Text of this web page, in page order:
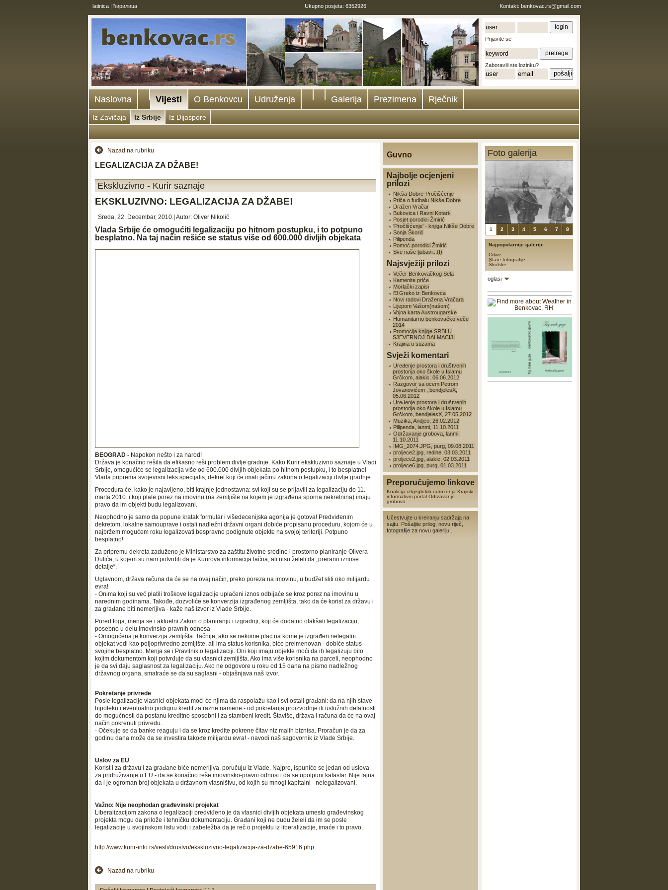
latinica| ћирилица Ukupno posjeta: 6352926 Kontakt: benkovac.rs@gmail.com
Prijavite se
Zaboravili ste lozinku?
Naslovna Vijesti O Benkovcu Udruženja Galerija Prezimena Rječnik
Iz Zavičaja Iz Srbije Iz Dijaspore
Nazad na rubriku
LEGALIZACIJA ZA DŽABE!
Ekskluzivno - Kurir saznaje
EKSKLUZIVNO: LEGALIZACIJA ZA DŽABE!
Sreda, 22. Decembar, 2010. | Autor: Oliver Nikolić
Vlada Srbije će omogućiti legalizaciju po hitnom postupku, i to potpuno
besplatno. Na taj način rešiće se status više od 600.000 divljih objekata
BEOGRAD - Napokon nešto i za narod!
Država je konačno rešila da efikasno reši problem divlje gradnje. Kako Kurir ekskluzivno saznaje u Vladi
Srbije, omogućiće se legalizacija više od 600.000 divljih objekata po hitnom postupku, i to besplatno!
Vlada priprema svojevrsni leks specijalis, dekret koji će imati jačinu zakona o legalizaciji divlje gradnje.
Procedura će, kako je najavljeno, biti krajnje jednostavna: svi koji su se prijavili za legalizaciju do 11.
marta 2010. i koji plate porez na imovinu (na zemljište na kojem je izgrađena sporna nekretnina) imaju
pravo da im objekti budu legalizovani.
Neophodno je samo da popune kratak formular i višedecenijska agonija je gotova! Predviđenim
dekretom, lokalne samouprave i ostali nadležni državni organi dobiće propisanu proceduru, kojom će u
najbržem mogućem roku legalizovati bespravno podignute objekte na svojoj teritoriji. Potpuno
besplatno!
Za pripremu dekreta zaduženo je Ministarstvo za zaštitu životne sredine i prostorno planiranje Olivera
Dulića, u kojem su nam potvrdili da je Kurirova informacija tačna, ali nisu želeli da „prerano iznose
detalje“.
Uglavnom, država računa da će se na ovaj način, preko poreza na imovinu, u budžet sliti oko milijardu
evra!
- Onima koji su već platili troškove legalizacije uplaćeni iznos odbijaće se kroz porez na imovinu u
narednim godinama. Takođe, dozvoliće se konverzija izgrađenog zemljišta, tako da će korist za državu i
za građane biti nemerljiva - kaže naš izvor iz Vlade Srbije.
Pored toga, menja se i aktuelni Zakon o planiranju i izgradnji, koji će dodatno olakšati legalizaciju,
posebno u delu imovinsko-pravnih odnosa
- Omogućena je konverzija zemljišta. Tačnije, ako se nekome plac na kome je izgrađen nelegalni
objekat vodi kao poljoprivredno zemljište, ali ima status korisnika, biće preimenovan - dobiće status
svojine besplatno. Menja se i Pravilnik o legalizaciji. Oni koji imaju objekte moći da ih legalizuju bilo
kojim dokumentom koji potvrđuje da su vlasnici zemljišta. Ako ima više korisnika na parceli, neophodno
je da svi daju saglasnost za legalizaciju. Ako ne odgovore u roku od 15 dana na pismo nadležnog
državnog organa, smatraće se da su saglasni - objašnjava naš izvor.
Pokretanje privrede
Posle legalizacije vlasnici objekata moći će njima da raspolažu kao i svi ostali građani: da na njih stave
hipoteku i eventualno podignu kredit za razne namene - od pokretanja proizvodnje ili uslužnih delatnosti
do mogućnosti da postanu kreditno sposobni i za stambeni kredit. Štaviše, država i računa da će na ovaj
način pokrenuti privredu.
- Očekuje se da banke reaguju i da se kroz kredite pokrene čitav niz malih biznisa. Proračun je da za
godinu dana može da se investira takođe milijardu evra! - navodi naš sagovornik iz Vlade Srbije.
Uslov za EU
Korist i za državu i za građane biće nemerljiva, poručuju iz Vlade. Najpre, ispuniće se jedan od uslova
za pridruživanje u EU - da se konačno reše imovinsko-pravni odnosi i da se upotpuni katastar. Nije tajna
da i je ogroman broj objekata u državnom vlasništvu, od kojih su mnogi kapitalni - nelegalizovani.
Važno: Nije neophodan građevinski projekat
Liberalizacijom zakona o legalizaciji predviđeno je da vlasnici divljih objekata umesto građevinskog
projekta mogu da prilože i tehničku dokumentaciju. Građani koji ne budu želeli da im se posle
legalizacije u svojinskom listu vodi i zabeležba da je reč o projektu iz liberalizacije, imaće i to pravo.
http://www.kurir-info.rs/vesti/drustvo/ekskluzivno-legalizacija-za-dzabe-65916.php
Nazad na rubriku
Guvno
Najbolje ocjenjeni
prilozi
Nikša Dobre-Pročišćenje
Priča o fudbalu Nikše Dobre
Dražen Vračar
Bukovica i Ravni Kotari-
Posjet porodici Žmirić
'Pročišćenje' - knjiga Nikše Dobre
Sonja Škorić
Pilipenda
Pomoć porodici Žmirić
Sve naše ljubavi...(I)
Najsvježiji prilozi
Večer Benkovačkog Sela
Kamenite priče
Morlački zapisi
El Greko iz Benkovca
Novi radovi Dražena Vračara
Lijepom Vašom(našom)
Vojna karta Austrougarske
Humanitarno benkovačko veče
2014
Promocija knjige SRBI U
SJEVERNOJ DALMACIJI
Krajina u suzama
Svježi komentari
Uređenje prostora i društvenih
prostorija oko škole u Islamu
Grčkom, alakic, 06.06.2012
Razgovor sa ocem Petrom
Jovanovićem , bendjelesX,
05.06.2012
Uređenje prostora i društvenih
prostorija oko škole u Islamu
Grčkom, bendjelesX, 27.05.2012
Muzika, Andjeo, 26.02.2012
Pilipenda, lanmi, 11.10.2011
Održavanje grobova, lanmi,
11.10.2011
IMG_2074.JPG, purg, 09.08.2011
proljece2.jpg, redine, 03.03.2011
proljece2.jpg, alakic, 02.03.2011
proljece6.jpg, purg, 01.03.2011
Preporučujemo linkove
Koalicija izbjeglickih udruzenja Krajiski
informativni portal Odrzavanje
grobova
Učestvujte u kreiranju sadržaja na
sajtu. Pošaljite prilog, novu riječ,
fotografije za novu galeriju...
Foto galerija
1 2 3 4 5 6 7 8
Najpopularnije galerije
Crkve
Stare fotografije
Školske
oglasi